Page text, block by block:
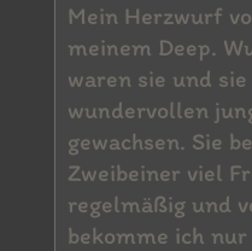
Mein Herzwurf
meinem Deep.
waren sie und
wundervollen
gewachsen. Sie
Zweibeiner viel
regelmäßig und
bekomme ich